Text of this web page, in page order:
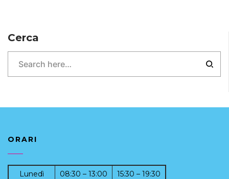
Cerca
ORARI
Lunedì 08:30 – 13:00
15:30 – 19:30